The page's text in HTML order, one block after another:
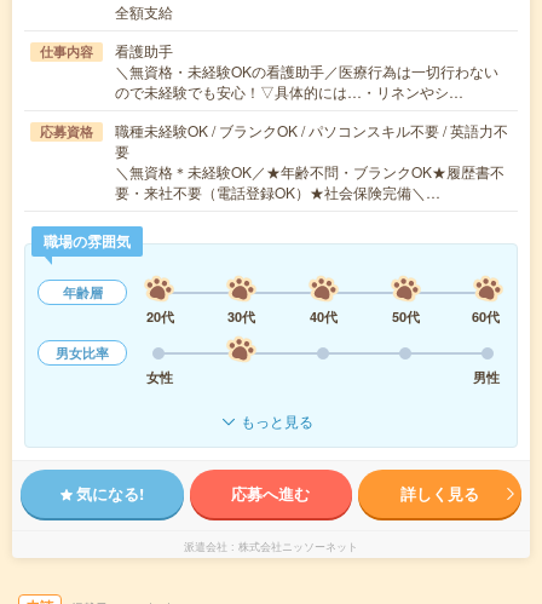
全額支給
仕事内容
看護助手
＼無資格・未経験OKの看護助手／医療行為は一切行わない
ので未経験でも安心！▽具体的には…・リネンやシ…
応募資格
職種未経験OK / ブランクOK / パソコンスキル不要 / 英語力不
要
＼無資格＊未経験OK／★年齢不問・ブランクOK★履歴書不
要・来社不要（電話登録OK）★社会保険完備＼…
職場の雰囲気
年齢層
20代
30代 40代 50代
60代
男女比率
女性
男性
もっと見る
気になる! 応募へ進む 詳しく見る
派遣会社 株式会社ニッソーネット